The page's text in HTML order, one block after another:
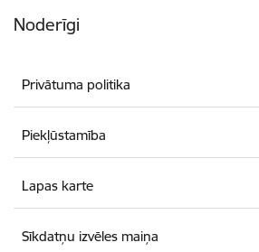
Noderīgi
Privātuma politika
Piekļūstamība
Lapas karte
Sīkdatņu izvēles maiņa